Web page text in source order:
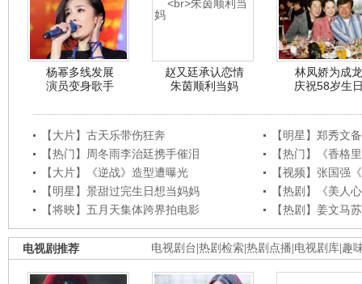
杨幂多线发展
演员变身歌手
赵又廷承认恋情
朱茵顺利当妈
林凤娇为成龙
庆祝58岁生
【大片】古天乐带伤狂奔
【明星】郑秀文
【热门】周冬雨李治廷携手催泪
【热门】《香格
【大片】《逆战》造型遭曝光
【视频】张国强
【明星】景甜过完生日想当妈妈
【热剧】《美人
【将映】五月天集体跨界拍电影
【热剧】姜文马
电视剧台 热剧检索 热剧点播 电视剧库 趣
电视剧推荐